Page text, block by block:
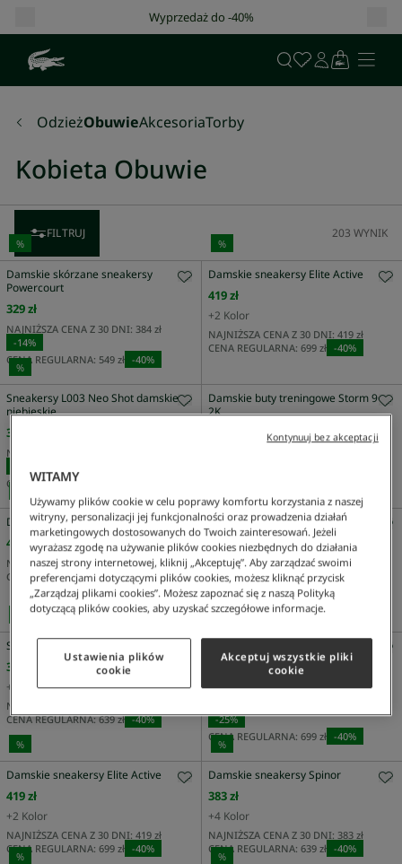
Wyprzedaż do -40%
OdzieżObuwieAkcesoriaTorby
Kobieta Obuwie
FILTRUJ 203 WYNIK
%
Damskie skórzane sneakersy
Powercourt
329 zł
NAJNIŻSZA CENA Z 30 DNI: 384 zł
-14%
CENA REGULARNA: 549 zł -40%
%
Damskie sneakersy Elite Active
419 zł
+2 Kolor
NAJNIŻSZA CENA Z 30 DNI: 419 zł
CENA REGULARNA: 699 zł -40%
%
Sneakersy L003 Neo Shot damskie
niebieskie
359 zł
NAJNIŻSZA CENA Z 30 DNI:
CENA REGULARNA:
Damskie buty treningowe Storm 96
2K
Damskie buty do biegania Neo Run 2
489 zł
NAJNIŻSZA CENA Z 30 DNI: 489 zł
CENA REGULARNA: 699 zł -30%
Sneakersy Club-Low damskie
beżowe
395 zł
NAJNIŻSZA CENA Z 30 DNI: 461 zł
-14%
CENA REGULARNA: 659 zł
Sneakersy Spinor damskie szare
383 zł
+ Kolor
NAJNIŻSZA CENA Z 30 DNI:
CENA REGULARNA: 639 zł -40%
%
419 zł
+2Kolor
-25%
CENA REGULARNA: 699 zł -40%
%
Damskie sneakersy Elite Active
419 zł
+2 Kolor
NAJNIŻSZA CENA Z 30 DNI: 419 zł
CENA REGULARNA: 699 zł -40%
%
Damskie sneakersy Spinor
383 zł
+4 Kolor
NAJNIŻSZA CENA Z 30 DNI: 383 zł
CENA REGULARNA: 639 zł -40%
% %
WITAMY
Używamy plików cookie w celu poprawy komfortu korzystania z naszej
witryny, personalizacji jej funkcjonalności oraz prowadzenia działań
marketingowych dostosowanych do Twoich zainteresowań. Jeżeli
wyrażasz zgodę na używanie plików cookies niezbędnych do działania
naszej strony internetowej, kliknij „Akceptuję”. Aby zarządzać swoimi
preferencjami dotyczącymi plików cookies, możesz kliknąć przycisk
„Zarządzaj plikami cookies”. Możesz zapoznać się z naszą Polityką
dotyczącą plików cookies, aby uzyskać szczegółowe informacje.
Ustawienia plików
cookie
Akceptuj wszystkie pliki
cookie
Kontynuuj bez akceptacji